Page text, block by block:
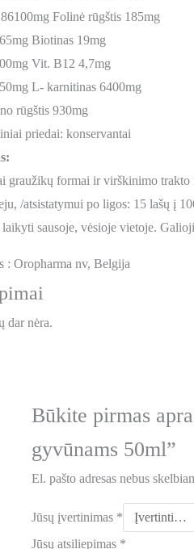
Folinė rūgštis 185mg
Biotinas 19mg
Vit. B12 4,7mg
L- karnitinas 6400mg
rūgštis 930mg
priedai: konservantai
graužikų formai ir virškinimo trakto
/atsistatymui po ligos: 15 lašų į
sausoje, vėsioje vietoje.
: Oropharma nv, Belgija
dar nėra.
Būkite pirmas
gyvūnams 50ml”
El. pašto adresas nebus
Jūsų įvertinimas *
Jūsų atsiliepimas *